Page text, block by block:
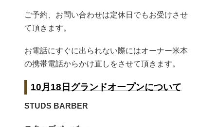
ご予約、お問い合わせは定休日でもお受けさせ
て頂きます。
お電話にすぐに出られない際にはオーナー米本
の携帯電話からかけ直しをさせて頂きます。
10月18日グランドオープンについて
STUDS BARBER